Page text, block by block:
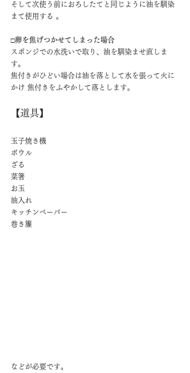
そして次使う前におろしたてと同じように油を馴染
まて使用する 。
□卵を焦げつかせてしまった場合
スポンジでの水洗いで取り、油を馴染ませ直しま
す。
焦付きがひどい場合は油を落として水を張って火に
かけ 焦付きをふやかして落とします。
【道具】
玉子焼き機
ボウル
ざる
菜箸
お玉
油入れ
キッチンペーパー
巻き簾
などが必要です。